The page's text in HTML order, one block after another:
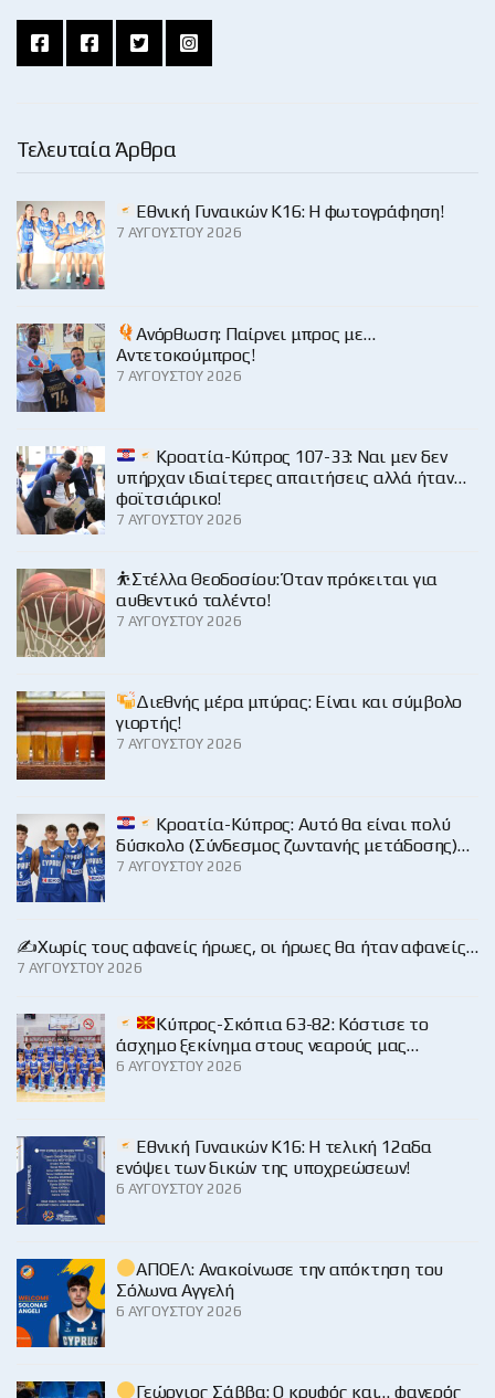
Τελευταία Άρθρα
Εθνική Γυναικών Κ16: Η φωτογράφηση!
7 ΑΥΓΟΎΣΤΟΥ 2026
Ανόρθωση: Παίρνει μπρος με…
Αντετοκούμπρος!
7 ΑΥΓΟΎΣΤΟΥ 2026
Κροατία-Κύπρος 107-33: Ναι μεν δεν
υπήρχαν ιδιαίτερες απαιτήσεις αλλά ήταν…
φοϊτσιάρικο!
7 ΑΥΓΟΎΣΤΟΥ 2026
⛹️Στέλλα Θεοδοσίου: Όταν πρόκειται για
αυθεντικό ταλέντο!
7 ΑΥΓΟΎΣΤΟΥ 2026
Διεθνής μέρα μπύρας: Είναι και σύμβολο
γιορτής!
7 ΑΥΓΟΎΣΤΟΥ 2026
Κροατία-Κύπρος: Αυτό θα είναι πολύ
δύσκολο (Σύνδεσμος ζωντανής μετάδοσης)…
7 ΑΥΓΟΎΣΤΟΥ 2026
✍️Χωρίς τους αφανείς ήρωες, οι ήρωες θα ήταν αφανείς…
7 ΑΥΓΟΎΣΤΟΥ 2026
Κύπρος-Σκόπια 63-82: Κόστισε το
άσχημο ξεκίνημα στους νεαρούς μας…
6 ΑΥΓΟΎΣΤΟΥ 2026
Εθνική Γυναικών Κ16: Η τελική 12αδα
ενόψει των δικών της υποχρεώσεων!
6 ΑΥΓΟΎΣΤΟΥ 2026
ΑΠΟΕΛ: Ανακοίνωσε την απόκτηση του
Σόλωνα Αγγελή
6 ΑΥΓΟΎΣΤΟΥ 2026
Γεώργιος Σάββα: Ο κρυφός και… φανερός